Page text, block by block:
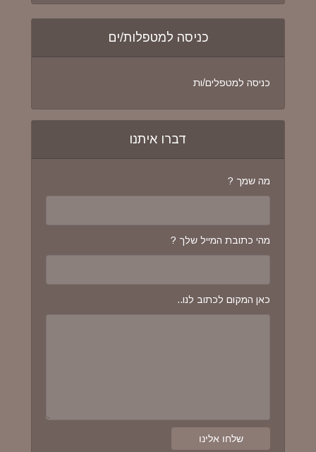
כניסה למטפלות/ים
כניסה למטפלים/ות
דברו איתנו
מה שמך ?
מהי כתובת המייל שלך ?
כאן המקום לכתוב לנו..